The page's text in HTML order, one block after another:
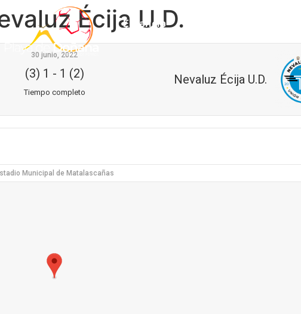
Estancia
Écija U.D.
Nevaluz Écija U.D.
30 junio, 2022
(3) 1 - 1 (2)
Tiempo completo
Municipal de Matalascañas